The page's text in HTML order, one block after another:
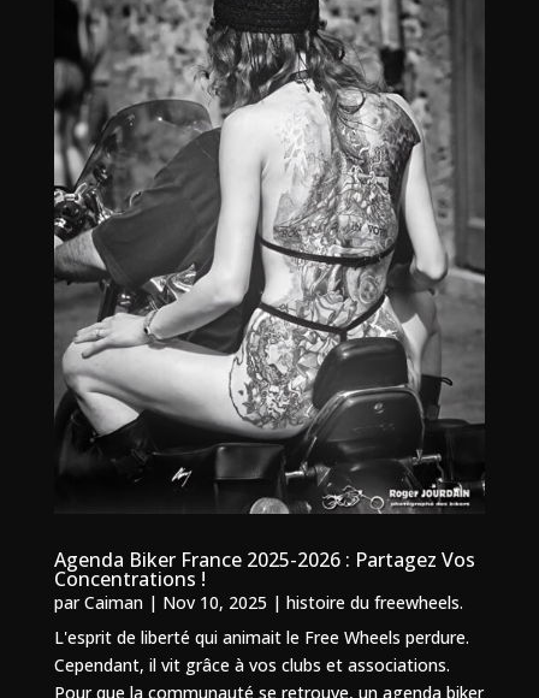
Agenda Biker France 2025-2026 : Partagez Vos
Concentrations !
parCaiman| Nov 10, 2025 | histoire du freewheels.
L'esprit de liberté qui animait le Free Wheels perdure.
Cependant, il vit grâce à vos clubs et associations.
Pour que la communauté se retrouve, un agenda biker